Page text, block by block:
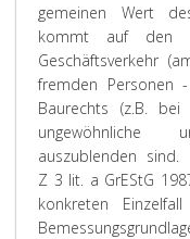
gemeinen Wert
kommt auf den
Geschäftsverkehr
fremden Personen
Baurechts (z.B. bei
ungewöhnliche
auszublenden
Z 3 lit. a GrEStG
konkreten